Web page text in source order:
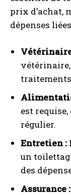
prix d’achat,
dépenses
est
régulier.
Entretien :
un
des
Assurance :